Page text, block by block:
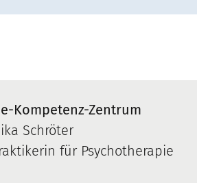
Kompetenz-Zentrum
Schröter
für Psychotherapie